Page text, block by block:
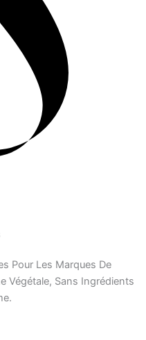
Pour Les Marques De
Végétale, Sans Ingrédients